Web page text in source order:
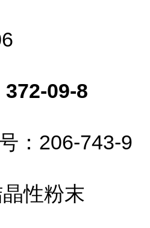
09-8
：206-743-9
性粉末